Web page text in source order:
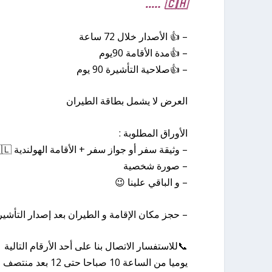
🇨🇭 …..
– 👍 الأصدار خلال 72 ساعة
– 👍مدة الأقامة 90يوم
– 👍صلاحية التأشيرة 90 يوم
العرض لا يشمل بطاقة الطيران
الأوراق المطلوبة :
– وثيقة سفر أو جواز سفر + الأقامة الهولندية 🇳🇱
– صورة شخصية
– و الباقي علينا 😉
– حجز مكان الإقامة و الطيران بعد إصدار
📞للاستفسار الاتصال بنا على أحد الأرقام التالية
يوميا من الساعة 10 صباحا حتى 12 بعد منتصف الليل